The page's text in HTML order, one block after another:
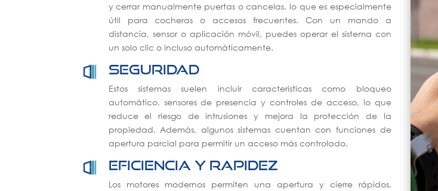
y cerrar manualmente puertas o cancelas, lo que es especialmente
útil para cocheras o accesos frecuentes. Con un mando a
distancia, sensor o aplicación móvil, puedes operar el sistema con
un solo clic o incluso automáticamente.
Seguridad
Estos sistemas suelen incluir características como bloqueo
automático, sensores de presencia y controles de acceso, lo que
reduce el riesgo de intrusiones y mejora la protección de la
propiedad. Además, algunos sistemas cuentan con funciones de
apertura parcial para permitir un acceso más controlado.
Eficiencia y rapidez
Los motores modernos permiten una apertura y cierre rápidos,